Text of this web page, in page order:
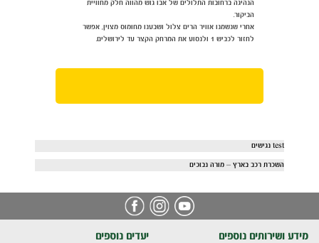
הנהיגה ברחובות התלולים של אבו גוש מהווה חלק מחוויית
הביקור.
אחרי שנשמנו אוויר הרים צלול ושבענו מחומוס מצוין, אפשר
לחזור לכביש 1 ולנסוע את המרחק הקצר עד לירושלים.
test נגישים
השכרת רכב בארץ – מורה נבוכים
מידע ושירותים נוספים יעדים נוספים